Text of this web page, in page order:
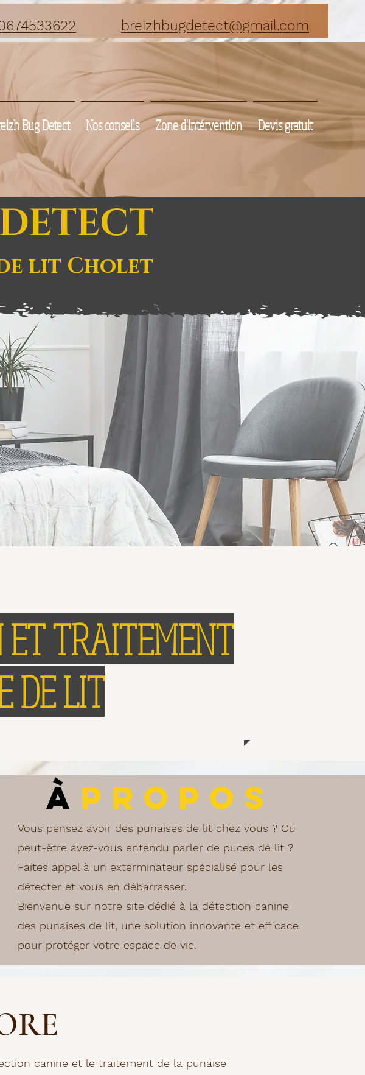
breizhbugdetect@gmail.com
Bug Detect Nos conseils Zone d'intérvention Devis gratuit
lit Cholet
ET TRAITEMENT
DE LIT
À PROPOS
Vous pensez avoir des punaises de lit chez vous ? Ou
peut-être avez-vous entendu parler de puces de lit ?
Faites appel à un exterminateur spécialisé pour les
détecter et vous en débarrasser.
Bienvenue sur notre site dédié à la détection canine
des punaises de lit, une solution innovante et efficace
pour protéger votre espace de vie.
canine et le traitement de la punaise